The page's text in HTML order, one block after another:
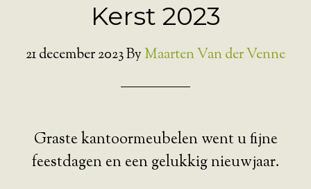
Kerst 2023
21 december 2023By Maarten Van der Venne
Graste kantoormeubelen went u fijne
feestdagen en een gelukkig nieuwjaar.